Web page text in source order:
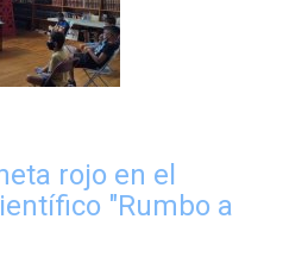
rojo en el
"Rumbo a